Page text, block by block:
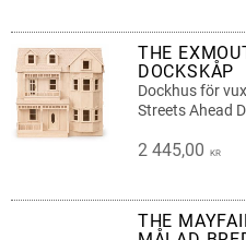
THE
DOCKSKÅP
Dockhus för
Streets Ahead
2 445,00 KR
THE